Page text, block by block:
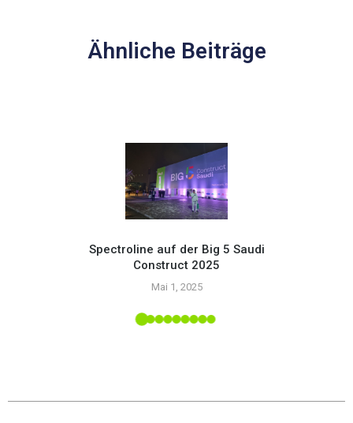
Ähnliche Beiträge
Spectroline auf der Big 5 Saudi
Construct 2025
Mai 1, 2025